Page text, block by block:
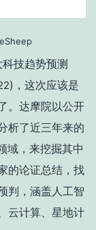
技趋势预测
)， 这次应该是
。达摩院以公开
析了近三年来的
域，来挖掘其中
的论证总结，找
判，涵盖人工智
云计算、星地计